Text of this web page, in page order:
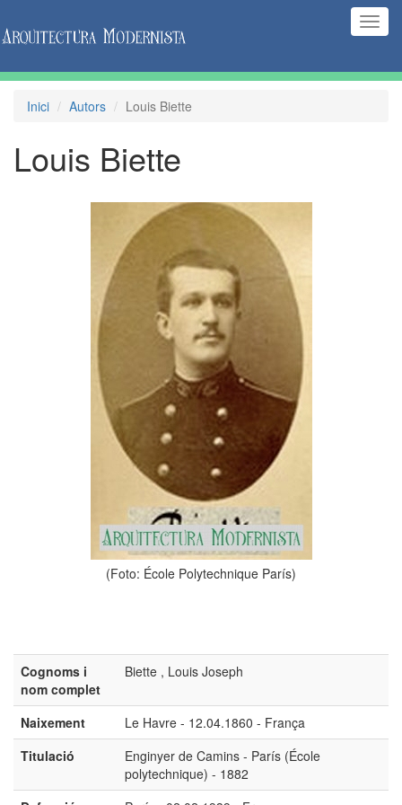
Inici Autors Louis Biette
Louis Biette
(Foto: École Polytechnique París)
Cognoms i
nom complet
Biette , Louis Joseph
Naixement
Le Havre - 12.04.1860 - França
Titulació
Enginyer de Camins - París (École
polytechnique) - 1882